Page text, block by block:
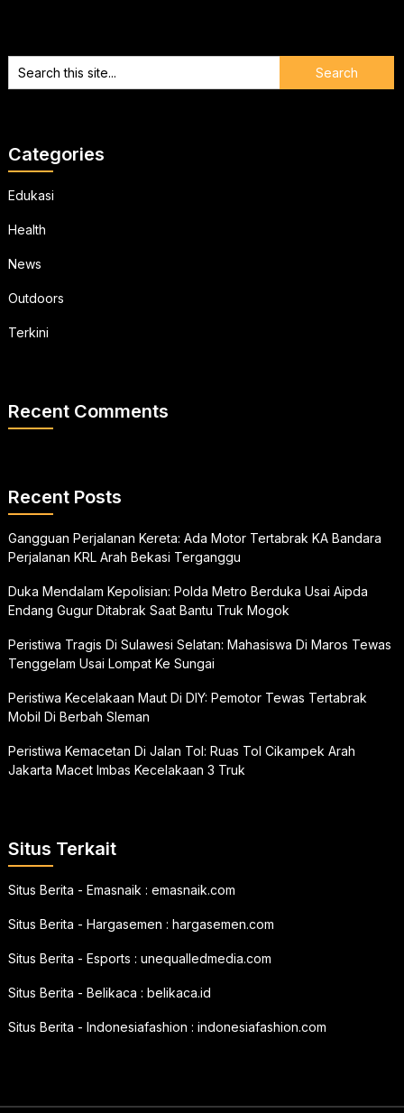
Categories
Edukasi
Health
News
Outdoors
Terkini
Recent Comments
Recent Posts
Gangguan Perjalanan Kereta: Ada Motor Tertabrak KA Bandara
Perjalanan KRL Arah Bekasi Terganggu
Duka Mendalam Kepolisian: Polda Metro Berduka Usai Aipda
Endang Gugur Ditabrak Saat Bantu Truk Mogok
Peristiwa Tragis Di Sulawesi Selatan: Mahasiswa Di Maros Tewas
Tenggelam Usai Lompat Ke Sungai
Peristiwa Kecelakaan Maut Di DIY: Pemotor Tewas Tertabrak
Mobil Di Berbah Sleman
Peristiwa Kemacetan Di Jalan Tol: Ruas Tol Cikampek Arah
Jakarta Macet Imbas Kecelakaan 3 Truk
Situs Terkait
Situs Berita - Emasnaik : emasnaik.com
Situs Berita - Hargasemen : hargasemen.com
Situs Berita - Esports : unequalledmedia.com
Situs Berita - Belikaca : belikaca.id
Situs Berita - Indonesiafashion : indonesiafashion.com